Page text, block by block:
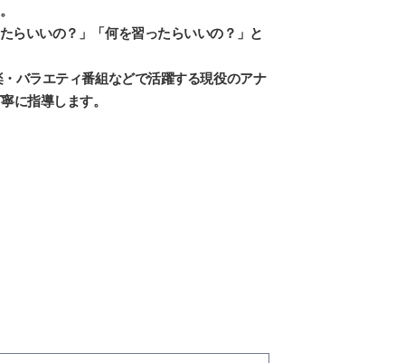
らいいの？」「何を習ったらいいの？」と
バラエティ番組などで活躍する現役のアナ
に指導します。